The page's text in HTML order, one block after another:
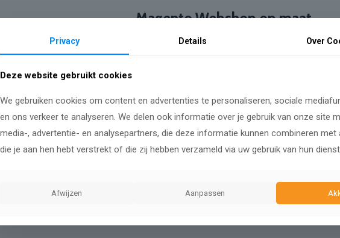
Magento Webshop op maat
Magento is uitstekend wanneer je een
Het grote partnernetwerk van
koppelingen op met de nieuwste
verrijken!
Een succesvolle Magento 2
Privacy Details Over
Deze website gebruikt cookies
We gebruiken cookies om content en advertenties te personaliseren, sociale
en ons verkeer te analyseren. We delen ook informatie over je gebruik van onze site
media-, advertentie- en analysepartners, die deze informatie kunnen combineren
die je aan hen hebt verstrekt of die zij hebben verzameld via uw gebruik van hun
Afwijzen Aanpassen